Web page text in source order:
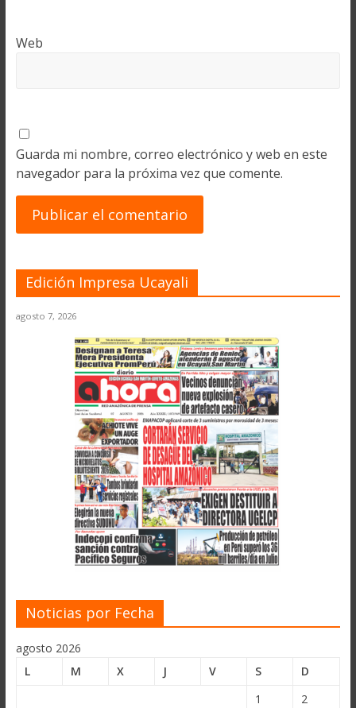
Web
Guarda mi nombre, correo electrónico y web en este
navegador para la próxima vez que comente.
Edición Impresa Ucayali
agosto 7, 2026
Noticias por Fecha
agosto 2026
L
M X J V S
D
1
2